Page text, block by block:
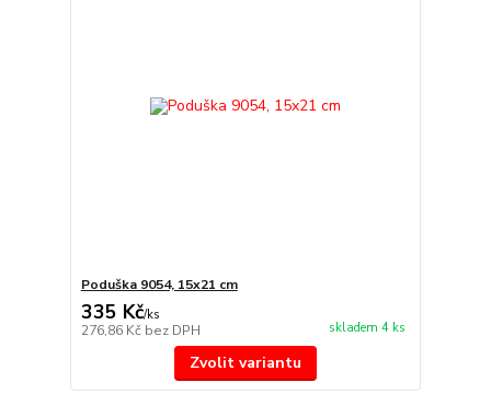
Poduška 9054, 15x21 cm
335 Kč/ks
276,86 Kč bez DPH skladem 4 ks
Zvolit variantu